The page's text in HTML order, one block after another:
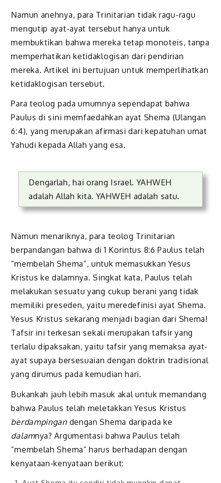
Namun anehnya, para Trinitarian tidak ragu-ragu
mengutip ayat-ayat tersebut hanya untuk
membuktikan bahwa mereka tetap monoteis, tanpa
memperhatikan ketidaklogisan dari pendirian
mereka. Artikel ini bertujuan untuk memperlihatkan
ketidaklogisan tersebut.
Para teolog pada umumnya sependapat bahwa
Paulus di sini memfaedahkan ayat Shema (Ulangan
6:4), yang merupakan afirmasi dari kepatuhan umat
Yahudi kepada Allah yang esa.
Dengarlah, hai orang Israel. YAHWEH
adalah Allah kita. YAHWEH adalah satu.
Namun menariknya, para teolog Trinitarian
berpandangan bahwa di 1 Korintus 8:6 Paulus telah
“membelah Shema”, untuk memasukkan Yesus
Kristus ke dalamnya. Singkat kata, Paulus telah
melakukan sesuatu yang cukup berani yang tidak
memiliki preseden, yaitu meredefinisi ayat Shema.
Yesus Kristus sekarang menjadi bagian dari Shema!
Tafsir ini terkesan sekali merupakan tafsir yang
terlalu dipaksakan, yaitu tafsir yang memaksa ayat-
ayat supaya bersesuaian dengan doktrin tradisional
yang dirumus pada kemudian hari.
Bukankah jauh lebih masuk akal untuk memandang
bahwa Paulus telah meletakkan Yesus Kristus
berdampingandengan Shema daripada ke
dalamnya? Argumentasi bahwa Paulus telah
“membelah Shema” harus berhadapan dengan
kenyataan-kenyataan berikut: